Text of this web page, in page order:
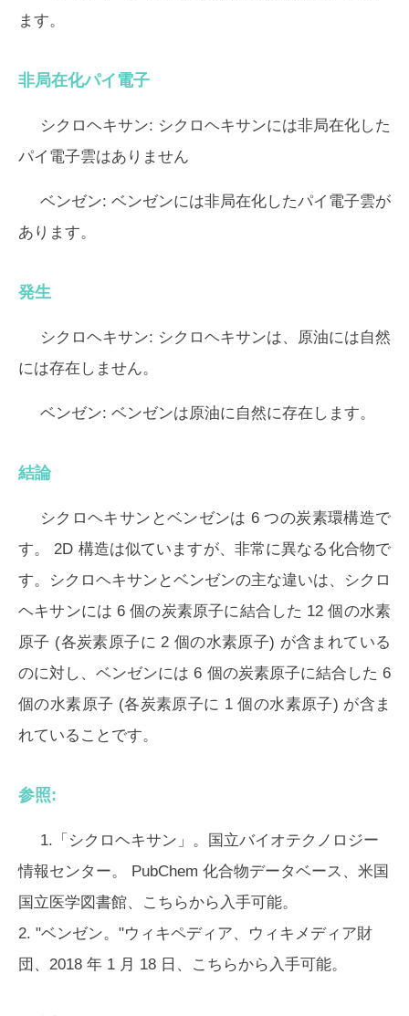
ます。
非局在化パイ電子
シクロヘキサン: シクロヘキサンには非局在化した
パイ電子雲はありません
ベンゼン: ベンゼンには非局在化したパイ電子雲が
あります。
発生
シクロヘキサン: シクロヘキサンは、原油には自然
には存在しません。
ベンゼン: ベンゼンは原油に自然に存在します。
結論
シクロヘキサンとベンゼンは 6 つの炭素環構造で
す。 2D 構造は似ていますが、非常に異なる化合物で
す。シクロヘキサンとベンゼンの主な違いは、シクロ
ヘキサンには 6 個の炭素原子に結合した 12 個の水素
原子 (各炭素原子に 2 個の水素原子) が含まれている
のに対し、ベンゼンには 6 個の炭素原子に結合した 6
個の水素原子 (各炭素原子に 1 個の水素原子) が含ま
れていることです。
参照:
1.「シクロヘキサン」。国立バイオテクノロジー
情報センター。 PubChem 化合物データベース、米国
国立医学図書館、こちらから入手可能。
2. "ベンゼン。"ウィキペディア、ウィキメディア財
団、2018 年 1 月 18 日、こちらから入手可能。